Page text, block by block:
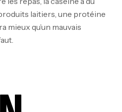
laitiers, une protéine
mieux qu’un mauvais